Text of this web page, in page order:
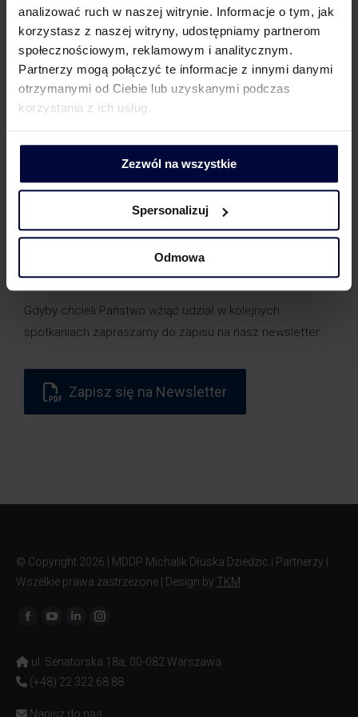
analizować ruch w naszej witrynie. Informacje o tym, jak
korzystasz z naszej witryny, udostępniamy partnerom
społecznościowym, reklamowym i analitycznym.
Partnerzy mogą połączyć te informacje z innymi danymi
otrzymanymi od Ciebie lub uzyskanymi podczas
korzystania z ich usług.
Zezwól na wszystkie
Spersonalizuj
Odmowa
Prelegenci
Tomasz Michalik
Rejestracja
Zapisz się na webinar
Gdyby chcieli Państwo wziąć udział w kolejnych
spotkaniach zapraszamy do zapisu na nasz newsletter:
Zapisz się na Newsletter
© Copyright 2026 | MDDP Michalik Dłuska Dziedzic i Partnerzy |
Wszelkie prawa zastrzeżone | Design by TKM
Znajdź nas na:
ul. Senatorska 18a, 00-082 Warszawa
(+48) 22 322 68 88
Napisz do nas